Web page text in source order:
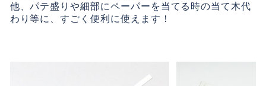
他、パテ盛りや細部にペーパーを当てる時の当て木代
わり等に、すごく便利に使えます！